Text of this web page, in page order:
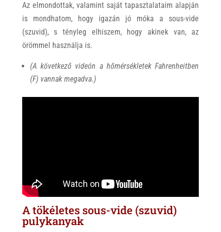
Az elmondottak, valamint saját tapasztalataim alapján
is mondhatom, hogy igazán jó móka a sous-vide
(szuvid), s tényleg elhiszem, hogy akinek van, az
örömmel használja is.
(A következő videón a hőmérsékletek Fahrenheitben
(F) vannak megadva.)
A tökéletes sous-vide (szuvid)
pulykanyak